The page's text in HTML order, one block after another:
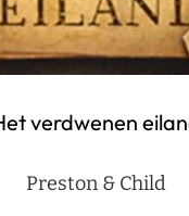
verdwenen
Preston & Child